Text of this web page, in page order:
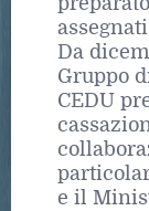
Da
Gruppo
CEDU
e il